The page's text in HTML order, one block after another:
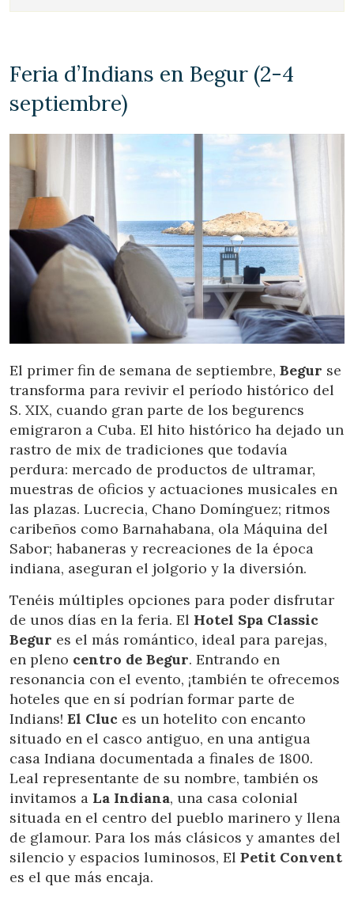
Feria d’Indians en Begur (2-4
septiembre)
El primer fin de semana de septiembre, Begur se
transforma para revivir el período histórico del
S. XIX, cuando gran parte de los begurencs
emigraron a Cuba. El hito histórico ha dejado un
rastro de mix de tradiciones que todavía
perdura: mercado de productos de ultramar,
muestras de oficios y actuaciones musicales en
las plazas. Lucrecia, Chano Domínguez; ritmos
caribeños como Barnahabana, ola Máquina del
Sabor; habaneras y recreaciones de la época
indiana, aseguran el jolgorio y la diversión.
Tenéis múltiples opciones para poder disfrutar
de unos días en la feria. El Hotel Spa Classic
Begur es el más romántico, ideal para parejas,
en pleno centro de Begur. Entrando en
resonancia con el evento, ¡también te ofrecemos
hoteles que en sí podrían formar parte de
Indians! El Cluc es un hotelito con encanto
situado en el casco antiguo, en una antigua
casa Indiana documentada a finales de 1800.
Leal representante de su nombre, también os
invitamos a La Indiana, una casa colonial
situada en el centro del pueblo marinero y llena
de glamour. Para los más clásicos y amantes del
silencio y espacios luminosos, El Petit Convent
es el que más encaja.